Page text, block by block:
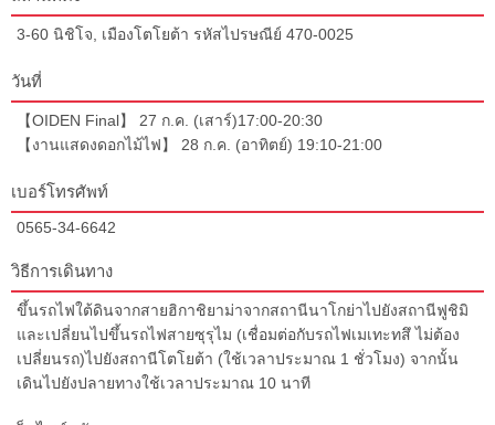
3-60 นิชิโจ, เมืองโตโยต้า รหัสไปรษณีย์ 470-0025
วันที่
【OIDEN Final】 27 ก.ค. (เสาร์)17:00-20:30
【งานแสดงดอกไม้ไฟ】 28 ก.ค. (อาทิตย์) 19:10-21:00
เบอร์โทรศัพท์
0565-34-6642
วิธีการเดินทาง
ขึ้นรถไฟใต้ดินจากสายฮิกาชิยาม่าจากสถานีนาโกย่าไปยังสถานีฟูชิมิ
และเปลี่ยนไปขึ้นรถไฟสายซุรุไม (เชื่อมต่อกับรถไฟเมเทะทสึ ไม่ต้อง
เปลี่ยนรถ)ไปยังสถานีโตโยต้า (ใช้เวลาประมาณ 1 ชั่วโมง) จากนั้น
เดินไปยังปลายทางใช้เวลาประมาณ 10 นาที